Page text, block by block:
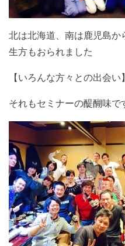
北は北海道、南は鹿児島
生方もおられました
【いろんな方々との出会い】
それもセミナーの醍醐味で